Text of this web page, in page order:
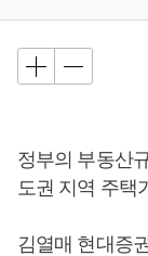
정부의 부동산
도권 지역 주택
김열매 현대증